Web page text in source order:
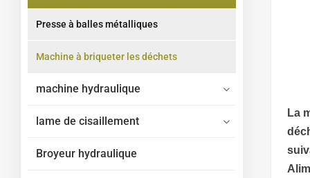
Presse à balles métalliques
Machine à briqueter les déchets
machine hydraulique
lame de cisaillement
Broyeur hydraulique
La